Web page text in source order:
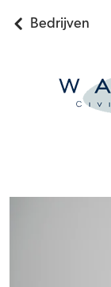
Bedrijven